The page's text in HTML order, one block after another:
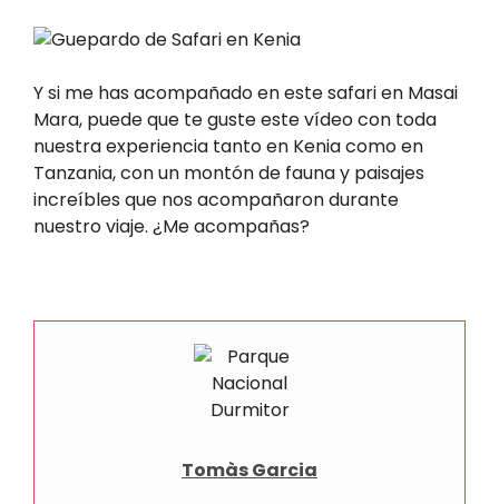
Y si me has acompañado en este safari en Masai
Mara, puede que te guste este vídeo con toda
nuestra experiencia tanto en Kenia como en
Tanzania, con un montón de fauna y paisajes
increíbles que nos acompañaron durante
nuestro viaje. ¿Me acompañas?
Tomàs Garcia